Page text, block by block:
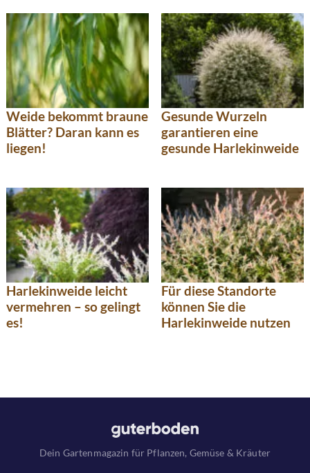
Weide bekommt braune
Blätter? Daran kann es
liegen!
Gesunde Wurzeln
garantieren eine
gesunde Harlekinweide
Harlekinweide leicht
vermehren – so gelingt
es!
Für diese Standorte
können Sie die
Harlekinweide nutzen
Dein Gartenmagazin für Pflanzen, Gemüse & Kräuter